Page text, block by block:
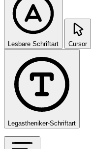
Lesbare Schriftart Cursor
Legastheniker-Schriftart